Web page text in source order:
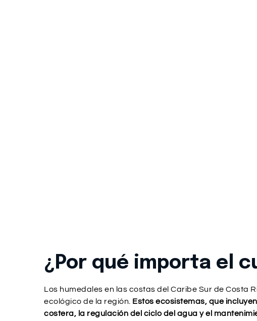
¿Por qué importa el
Los humedales en las costas del Caribe Sur de Costa
ecológico de la región. Estos ecosistemas, que
costera, la regulación del ciclo del agua y el